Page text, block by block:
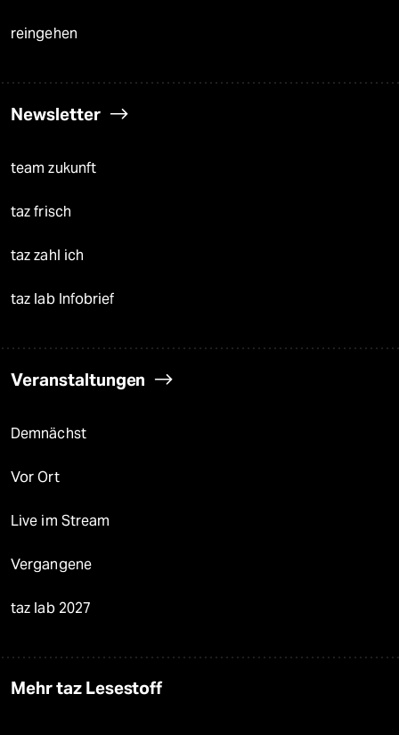
reingehen
Newsletter
team zukunft
taz frisch
taz zahl ich
taz lab Infobrief
Veranstaltungen
Demnächst
Vor Ort
Live im Stream
Vergangene
taz lab 2027
Mehr taz Lesestoff